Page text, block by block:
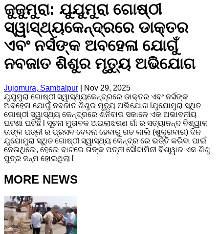
ଜୁଜୁମୁରା: ଯୁଯୁମୁରା ଗୋଷ୍ଠୀ
ସ୍ୱାସ୍ଥ୍ୟକେନ୍ଦ୍ରରେ ଡାକ୍ତର
ଏବଂ ନର୍ସଙ୍କ ଅବହେଳା ଯୋଗୁଁ
ନବଜାତ ଶିଶୁର ମୃତ୍ୟୁ ଅଭିଯୋଗ
Jujomura, Sambalpur
Nov 29, 2025
ଯୁଯୁମୁରା ଗୋଷ୍ଠୀ ସ୍ୱାସ୍ଥ୍ୟକେନ୍ଦ୍ରରେ ଡାକ୍ତର ଏବଂ ନର୍ସଙ୍କ
ଅବହେଳା ଯୋଗୁଁ ନବଜାତ ଶିଶୁର ମୃତ୍ୟୁ ଅଭିଯୋଗ lଯୁଯୋମୁରା ସ୍ଥିତ
ଗୋଷ୍ଠୀ ସ୍ୱାସ୍ଥ୍ୟ କେନ୍ଦ୍ରରେ ଶନିବାର ସକାଳେ ଏକ ଅଭାବନୀୟ
ଘଟଣା ଘଟିଛି l ସୂଚନା ମୁତାବକ ଅଇଲାଝରଣ ଗାଁ ର ସତ୍ୟାନନ୍ଦ ବିଶ୍ୱାଳ
ତାଙ୍କ ପତ୍ନୀ ର ପ୍ରସବ ବେଦନା ହେବାରୁ ଗତ କାଲି (ଶୁକ୍ରବାର) ଦିନ
ଯୁଯୋମୁରା ସ୍ଥିତ ଗୋଷ୍ଠୀ ସ୍ୱାସ୍ଥ୍ୟ କେନ୍ଦ୍ର ରେ ଭର୍ତ୍ତି କରିବା ପାଇଁ
ନେଉଥିଲେ, ହେଲେ ବାଟରେ ତାଙ୍କ ପତ୍ନୀ ସୌଦାମିନୀ ବିଶ୍ୱାଳ ଏକ ଶିଶୁ
ପୁତ୍ର ଜନ୍ମ ହୋଇଥିଲା l
MORE NEWS